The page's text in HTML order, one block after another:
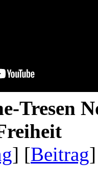
Tresen
] [Beitrag